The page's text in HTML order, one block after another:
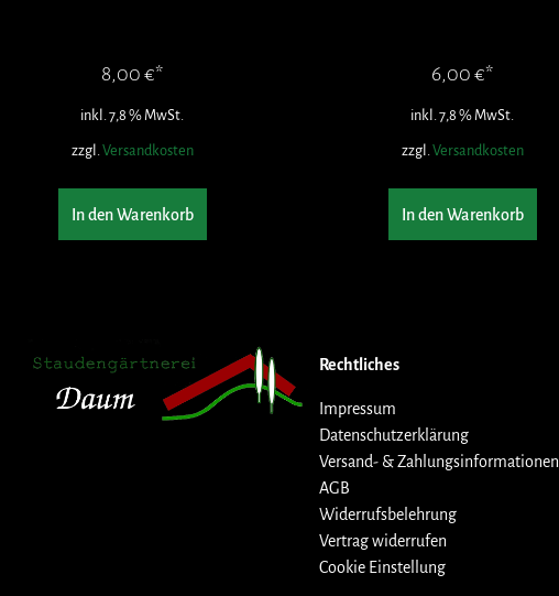
8,00 €
inkl. 7,8 % MwSt.
zzgl. Versandkosten
In den Warenkorb
6,00 €
inkl. 7,8 % MwSt.
zzgl. Versandkosten
In den Warenkorb
Rechtliches
Impressum
Datenschutzerklärung
Versand- & Zahlungsinformationen
AGB
Widerrufsbelehrung
Vertrag widerrufen
Cookie Einstellung